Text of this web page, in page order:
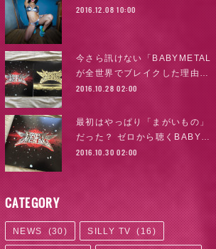
2016.12.08 10:00
今さら訊けない「BABYMETAL
が全世界でブレイクした理由…
2016.10.28 02:00
最初はやっぱり「まがいもの」
だった？ ゼロから聴くBABY…
2016.10.30 02:00
CATEGORY
NEWS (30) SILLY TV (16)